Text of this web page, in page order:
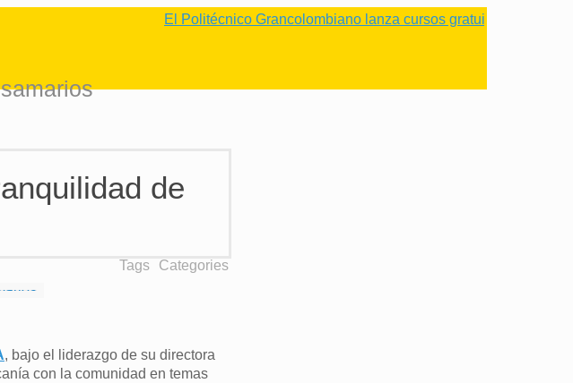
El Politécnico Grancolombiano lanza cursos gratuitos para impulsar
de
Categories
Tags
, bajo el liderazgo de su directora
con la comunidad en temas